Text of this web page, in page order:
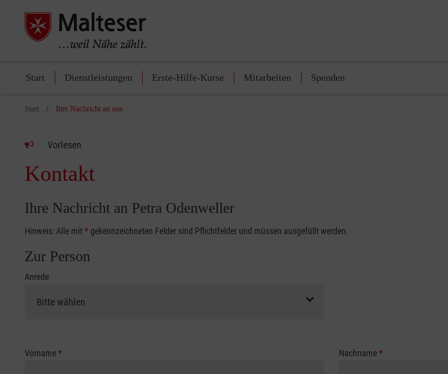
Start Dienstleistungen Erste-Hilfe-Kurse Mitarbeiten Spenden
Start Ihre Nachricht an uns
Vorlesen
Kontakt
Ihre Nachricht an Petra Odenweller
Hinweis: Alle mit* gekennzeichneten Felder sind Pflichtfelder und müssen ausgefüllt werden.
Zur Person
Anrede
Vorname* Nachname*